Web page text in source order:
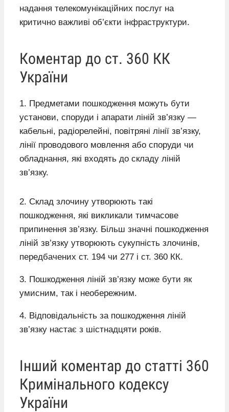
надання телекомунікаційних послуг на
критично важливі об’єкти інфраструктури.
Коментар до ст. 360 КК
України
1. Предметами пошкодження можуть бути
установи, споруди і апарати ліній зв’язку —
кабельні, радіорелейні, повітряні лінії зв’язку,
лінії проводового мовлення або споруди чи
обладнання, які входять до складу ліній
зв’язку.
2. Склад злочину утворюють такі
пошкодження, які викликали тимчасове
припинення зв’язку. Більш значні пошкодження
ліній зв’язку утворюють сукупність злочинів,
передбачених ст. 194 чи 277 і ст. 360 КК.
3. Пошкодження ліній зв’язку може бути як
умисним, так і необережним.
4. Відповідальність за пошкодження ліній
зв’язку настає з шістнадцяти років.
Інший коментар до статті 360
Кримінального кодексу
України